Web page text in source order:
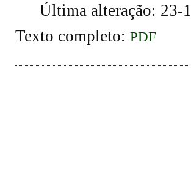
Última alteração: 23-
Texto completo: PDF